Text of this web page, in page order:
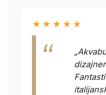
★★★★★